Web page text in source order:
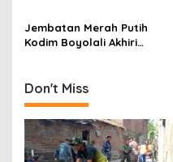
o
n
Jembatan Merah Putih
Kodim Boyolali Akhiri
Don't Miss